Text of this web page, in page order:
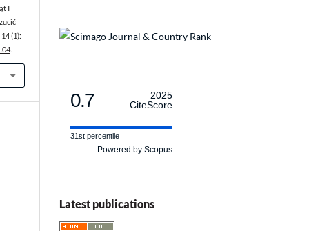
I
14 (1):
.
0.7
2025
CiteScore
31st percentile
Powered by Scopus
Latest publications